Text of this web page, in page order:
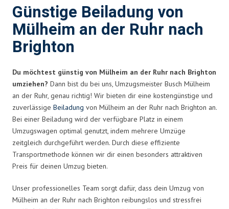
Günstige Beiladung von
Mülheim an der Ruhr nach
Brighton
Du möchtest günstig von Mülheim an der Ruhr nach Brighton
umziehen? Dann bist du bei uns, Umzugsmeister Busch Mülheim
an der Ruhr, genau richtig! Wir bieten dir eine kostengünstige und
zuverlässige Beiladung von Mülheim an der Ruhr nach Brighton an.
Bei einer Beiladung wird der verfügbare Platz in einem
Umzugswagen optimal genutzt, indem mehrere Umzüge
zeitgleich durchgeführt werden. Durch diese effiziente
Transportmethode können wir dir einen besonders attraktiven
Preis für deinen Umzug bieten.
Unser professionelles Team sorgt dafür, dass dein Umzug von
Mülheim an der Ruhr nach Brighton reibungslos und stressfrei